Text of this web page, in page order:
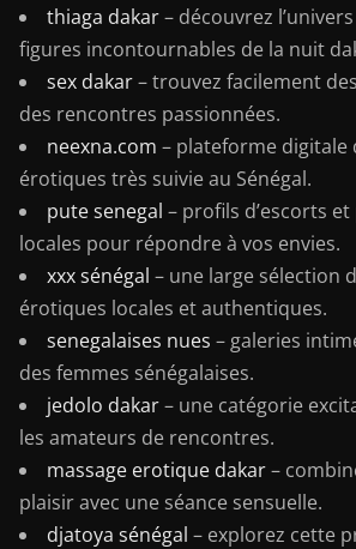
thiaga dakar– découvrez
figures incontournables de la nuit
sex dakar– trouvez facilement
des rencontres passionnées.
neexna.com – plateforme digitale
érotiques très suivie au Sénégal.
pute senegal – profils d’escorts
locales pour répondre à vos envies.
xxx sénégal – une large sélection
érotiques locales et authentiques.
senegalaises nues – galeries
des femmes sénégalaises.
jedolo dakar– une catégorie
les amateurs de rencontres.
massage erotique dakar–
plaisir avec une séance sensuelle.
djatoya sénégal – explorez cette